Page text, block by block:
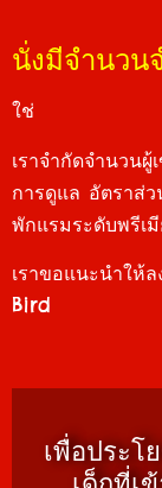
นั่งมีจำนวน
ใช่
เราจำกัดจำนวน
การดูแล อัตราส่
พักแรมระดับพรีเ
เราขอแนะนำให้
Bird
เพื่อประโ